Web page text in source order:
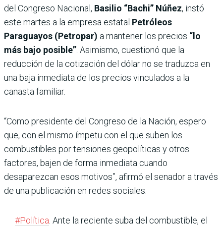
del Congreso Nacional, Basilio “Bachi” Núñez, instó
este martes a la empresa estatal Petróleos
Paraguayos (Petropar) a mantener los precios “lo
más bajo posible” . Asimismo, cuestionó que la
reducción de la cotización del dólar no se traduzca en
una baja inmediata de los precios vinculados a la
canasta familiar.
“Como presidente del Congreso de la Nación, espero
que, con el mismo ímpetu con el que suben los
combustibles por tensiones geopolíticas y otros
factores, bajen de forma inmediata cuando
desaparezcan esos motivos”, afirmó el senador a través
de una publicación en redes sociales.
#Política . Ante la reciente suba del combustible, el